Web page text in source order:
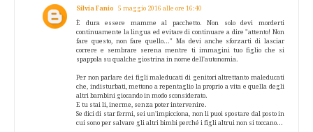
Silvia Fanio 5 maggio 2016 alle ore 16:40
È dura essere mamme al pacchetto. Non solo devi morderti
continuamente la lingua ed evitare di continuare a dire "attento! Non
fare questo, non fare quello..." Ma devi anche sforzarti di lasciar
correre e sembrare serena mentre ti immagini tuo figlio che si
spappola su qualche giostrina in nome dell'autonomia.
Per non parlare dei figli maleducati di genitori altrettanto maleducati
che, indisturbati, mettono a repentaglio la proprio a vita e quella degli
altri bambini giocando in modo sconsiderato.
E tu stai li, inerme, senza poter intervenire.
Se dici di star fermi, sei un'impicciona, non li puoi spostare dal posto in
cui sono per salvare gli altri bimbi perché i figli altrui non si toccano...